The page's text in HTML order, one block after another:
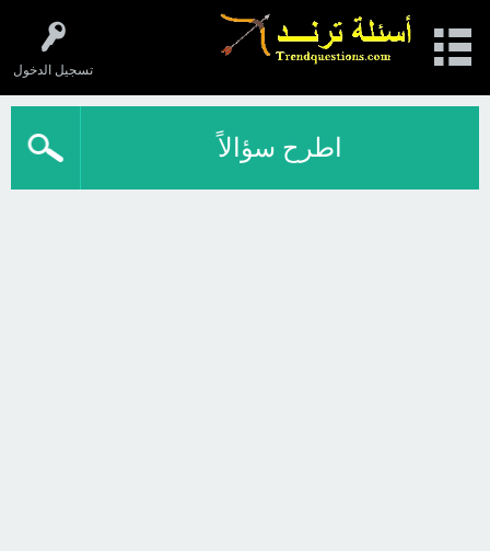
تسجيل الدخول
اطرح سؤالاً